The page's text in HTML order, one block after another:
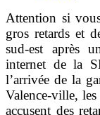
Attention si
gros retards et
sud-est après
internet de la
l’arrivée de la
Valence-ville,
accusent des